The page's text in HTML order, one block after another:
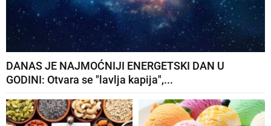
DANAS JE NAJMOĆNIJI ENERGETSKI DAN U
GODINI: Otvara se "lavlja kapija",...